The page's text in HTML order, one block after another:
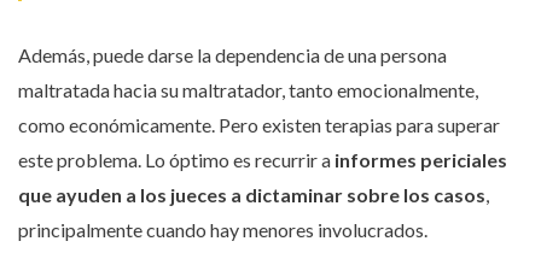
Además, puede darse la dependencia de una persona
maltratada hacia su maltratador, tanto emocionalmente,
como económicamente. Pero existen terapias para superar
este problema. Lo óptimo es recurrir a informes periciales
que ayuden a los jueces a dictaminar sobre los casos,
principalmente cuando hay menores involucrados.